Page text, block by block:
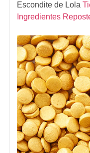
Escondite de Lola
Ingredientes